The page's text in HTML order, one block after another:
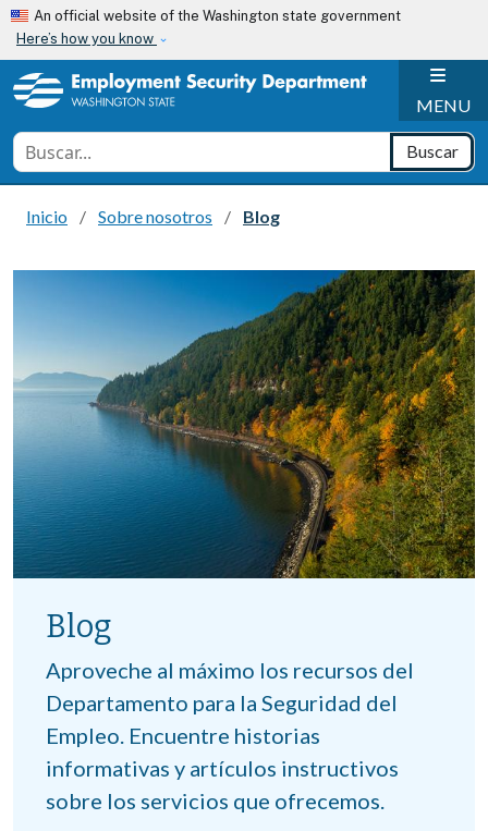
Skip to main content
An official website of the Washington state government
Here’s how you know
MENU
Conduct a search Buscar
Inicio Sobre nosotros Blog
Blog
Aproveche al máximo los recursos del
Departamento para la Seguridad del
Empleo. Encuentre historias
informativas y artículos instructivos
sobre los servicios que ofrecemos.